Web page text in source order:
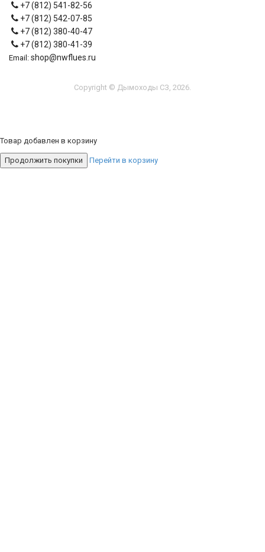
+7 (812) 541-82-56
+7 (812) 542-07-85
+7 (812) 380-40-47
+7 (812) 380-41-39
Email: shop@nwflues.ru
Copyright © Дымоходы СЗ, 2026.
Товар добавлен в корзину
Продолжить покупки Перейти в корзину